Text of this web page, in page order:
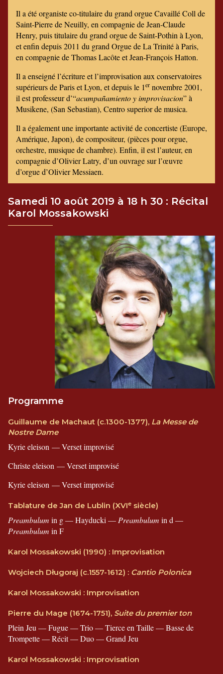
Il a été organiste co-titulaire du grand orgue Cavaillé Coll de
Saint-Pierre de Neuilly, en compagnie de Jean-Claude
Henry, puis titulaire du grand orgue de Saint-Pothin à Lyon,
et enfin depuis 2011 du grand Orgue de La Trinité à Paris,
en compagnie de Thomas Lacôte et Jean-François Hatton.
Il a enseigné l’écriture et l’improvisation aux conservatoires
supérieurs de Paris et Lyon, et depuis le 1er novembre 2001,
il est professeur d’“acumpañamiento y improvisacion” à
Musikene, (San Sebastian), Centro superior de musica.
Il a également une importante activité de concertiste (Europe,
Amérique, Japon), de compositeur, (pièces pour orgue,
orchestre, musique de chambre). Enfin, il est l’auteur, en
compagnie d’Olivier Latry, d’un ouvrage sur l’œuvre
d’orgue d’Olivier Messiaen.
Samedi 10 août 2019 à 18 h 30 : Récital
Karol Mossakowski
Programme
Guillaume de Machaut (c.1300-1377), La Messe de
Nostre Dame
Kyrie eleison — Verset improvisé
Christe eleison — Verset improvisé
Kyrie eleison — Verset improvisé
Tablature de Jan de Lublin (XVIe siècle)
Preambulum in g — Hayducki —Preambulum in d —
Preambulum in F
Karol Mossakowski (1990) : Improvisation
Wojciech Długoraj (c.1557-1612) : Cantio Polonica
Karol Mossakowski : Improvisation
Pierre du Mage (1674-1751), Suite du premier ton
Plein Jeu — Fugue — Trio — Tierce en Taille — Basse de
Trompette — Récit — Duo — Grand Jeu
Karol Mossakowski : Improvisation